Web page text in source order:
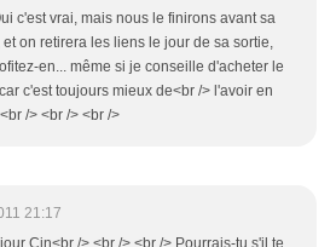
c'est vrai, mais nous le finirons avant sa
et on retirera les liens le jour de sa sortie,
en... même si je conseille d'acheter le
c'est toujours mieux de<br /> l'avoir en
/> <br /> <br />
21:17
Cin<br /> <br /> <br /> Pourrais-tu s'il te